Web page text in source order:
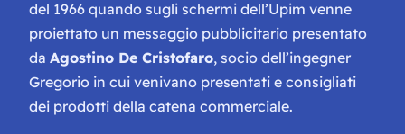
del 1966 quando sugli schermi dell’Upim venne
proiettato un messaggio pubblicitario presentato
da Agostino De Cristofaro, socio dell’ingegner
Gregorio in cui venivano presentati e consigliati
dei prodotti della catena commerciale.